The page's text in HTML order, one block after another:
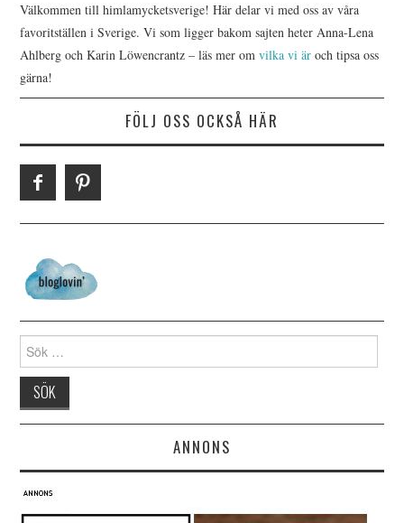
Välkommen till himlamycketsverige! Här delar vi med oss av våra
favoritställen i Sverige. Vi som ligger bakom sajten heter Anna-Lena
Ahlberg och Karin Löwencrantz – läs mer omvilka vi är och tipsa oss
gärna!
FÖLJ OSS OCKSÅ HÄR
Search for:
ANNONS